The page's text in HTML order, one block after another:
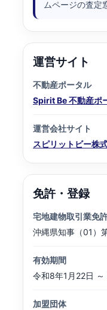
ムページの査定
運営サイト
不動産ポータル
Spirit Be 不動産ポ
運営会社サイト
スピリットビー株
免許・登録
宅地建物取引業免
沖縄県知事（01）
有効期間
令和8年1月22日 ～
加盟団体